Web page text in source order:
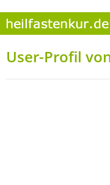
User-Profil